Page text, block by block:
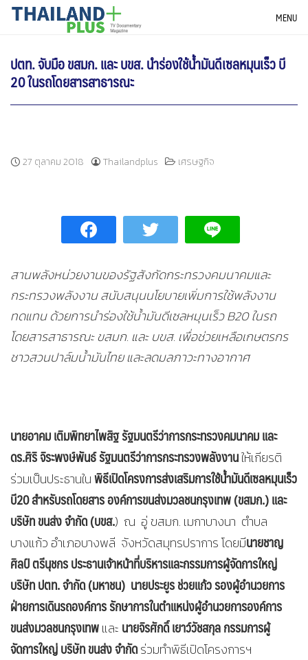
SkipTHAILANDPLUS NEWS MENU
ปตท. จับมือ ขสมก. และ บขส. นำร่องใช้น้ำมันดีเซลหมุนเร็ว บี
20 ในรถโดยสารสาธารณะ
27 ตุลาคม 2018 Thailandplus เศรษฐกิจ
สานพลังหน่วยงานของรัฐสังกัดกระทรวงคมนาคมและ
กระทรวงพลังงาน สนับสนุนนโยบายเพิ่มการใช้พลังงาน
ทดแทน ด้วยการนำร่องใช้น้ำมันดีเซลหมุนเร็วB20ในรถ
โดยสารสาธารณะ ขสมก. และ บขส. เพื่อช่วยเหลือเกษตรกร
ชาวสวนปาล์มน้ำมันไทย และลดมลภาวะทางอากาศ
นายอาคม เติมพิทยาไพสิฐ รัฐมนตรีว่าการกระทรวงคมนาคม และ
ดร.ศิริ จิระพงษ์พันธ์ รัฐมนตรีว่าการกระทรวงพลังงานให้เกียรติ
ร่วมเป็นประธานในพิธีเปิดโครงการส่งเสริมการใช้น้ำมันดีเซลหมุนเร็ว
บี20 สำหรับรถโดยสารองค์การขนส่งมวลชนกรุงเทพ (ขสมก.) และ
บริษัท ขนส่ง จำกัด (บขส.) ณ อู่ ขสมก. เมกาบางนา ตำบล
บางแก้ว อำเภอบางพลี จังหวัดสมุทรปราการ โดยมีนายชาญ
ศิลป์ ตรีนุชกร ประธานเจ้าหน้าที่บริหารและกรรมการผู้จัดการใหญ่
บริษัท ปตท. จำกัด (มหาชน) นายประยูร ช่วยแก้วรองผู้อำนวยการ
ฝ่ายการเดินรถองค์การ รักษาการในตำแหน่งผู้อำนวยการองค์การ
ขนส่งมวลชนกรุงเทพและ นายจิรศักดิ์ เยาว์วัชสกุล กรรมการผู้
จัดการใหญ่ บริษัท ขนส่ง จำกัดร่วมทำพิธีเปิดโครงการฯ